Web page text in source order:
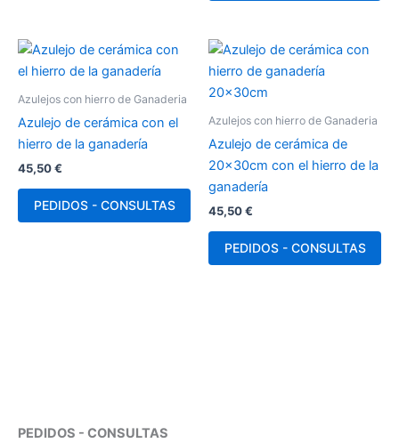
PEDIDOS - CONSULTAS
Azulejos con hierro de Ganaderia
Azulejo de cerámica con el
hierro de la ganadería
45,50€
PEDIDOS - CONSULTAS
Azulejos con hierro de Ganaderia
Azulejo de cerámica de
20x30cm con el hierro de la
ganadería
45,50€
PEDIDOS - CONSULTAS